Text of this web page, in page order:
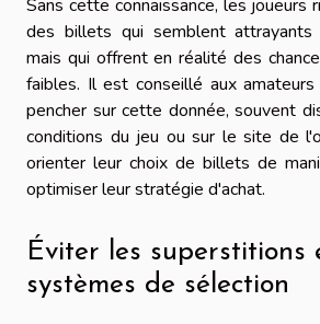
Sans cette connaissance, les joueurs
des billets qui semblent attrayants
mais qui offrent en réalité des
faibles. Il est conseillé aux
pencher sur cette donnée, souvent
conditions du jeu ou sur le site de
orienter leur choix de billets de
optimiser leur stratégie d'achat.
Éviter les superstitions
systèmes de sélection